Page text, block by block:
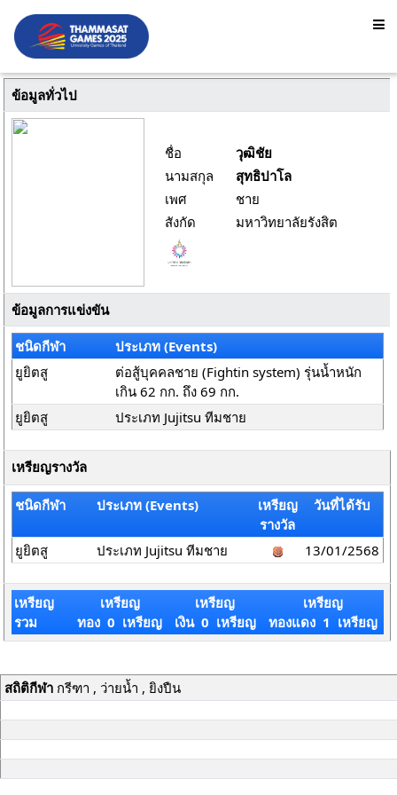
ข้อมูลทั่วไป
ชื่อ
วุฒิชัย
นามสกุล
สุทธิปาโล
เพศ
ชาย
สังกัด
มหาวิทยาลัยรังสิต
ข้อมูลการแข่งขัน
ชนิดกีฬา
ประเภท (Events)
ยูยิตสู
ต่อสู้บุคคลชาย (Fightin system) รุ่นน้ำหนัก
เกิน 62 กก. ถึง 69 กก.
ยูยิตสู
ประเภท Jujitsu ทีมชาย
เหรียญรางวัล
ชนิดกีฬา ประเภท (Events)
เหรียญ
รางวัล
วันที่ได้รับ
ยูยิตสู ประเภท Jujitsu ทีมชาย 13/01/2568
เหรียญ
รวม
เหรียญ
ทอง 0 เหรียญ
เหรียญ
เงิน 0 เหรียญ
เหรียญ
ทองแดง 1 เหรียญ
สถิติกีฬากรีฑา , ว่ายน้ำ , ยิงปืน